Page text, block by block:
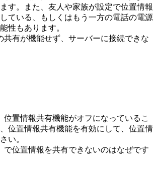
す。また、友人や家族が設定で位置情報
ている、もしくはもう一方の電話の電源
性もあります。
共有が機能せず、サーバーに接続できな
位置情報共有機能がオフになっているこ
位置情報共有機能を有効にして、位置情
い。
で位置情報を共有できないのはなぜです